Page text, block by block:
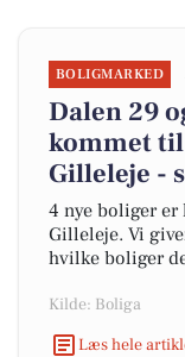
BOLIGMARKED
Dalen 29
kommet til
Gilleleje -
4 nye boliger er
Gilleleje. Vi
hvilke boliger
Kilde: Boliga
Læs hele